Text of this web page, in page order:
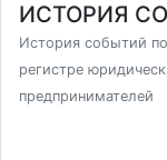
ИСТОРИЯ
История событий
регистре
предпринимателей